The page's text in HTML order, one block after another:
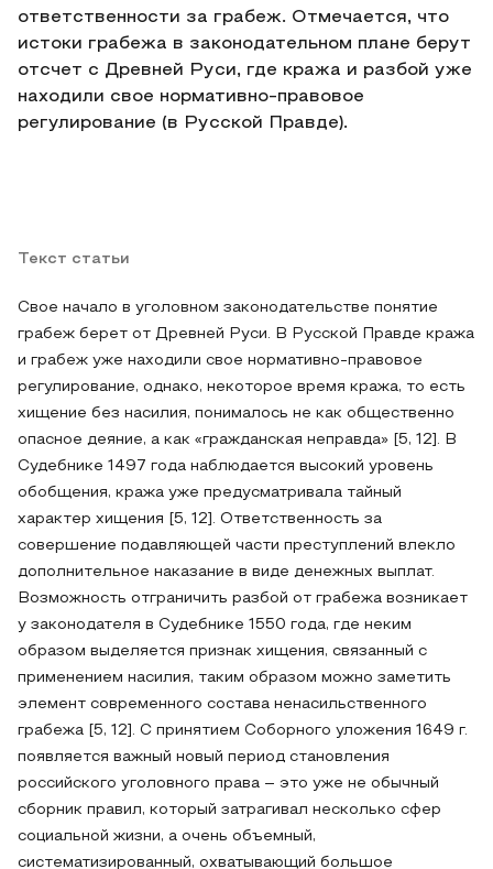
ответственности за грабеж. Отмечается, что
истоки грабежа в законодательном плане берут
отсчет с Древней Руси, где кража и разбой уже
находили свое нормативно-правовое
регулирование (в Русской Правде).
Текст статьи
Свое начало в уголовном законодательстве понятие
грабеж берет от Древней Руси. В Русской Правде кража
и грабеж уже находили свое нормативно-правовое
регулирование, однако, некоторое время кража, то есть
хищение без насилия, понималось не как общественно
опасное деяние, а как «гражданская неправда» [5, 12]. В
Судебнике 1497 года наблюдается высокий уровень
обобщения, кража уже предусматривала тайный
характер хищения [5, 12]. Ответственность за
совершение подавляющей части преступлений влекло
дополнительное наказание в виде денежных выплат.
Возможность отграничить разбой от грабежа возникает
у законодателя в Судебнике 1550 года, где неким
образом выделяется признак хищения, связанный с
применением насилия, таким образом можно заметить
элемент современного состава ненасильственного
грабежа [5, 12]. С принятием Соборного уложения 1649 г.
появляется важный новый период становления
российского уголовного права – это уже не обычный
сборник правил, который затрагивал несколько сфер
социальной жизни, а очень объемный,
систематизированный, охватывающий большое